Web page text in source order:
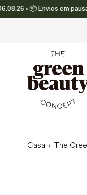
Translation missing:
• 📦 Envios em pausa •
Casa › The